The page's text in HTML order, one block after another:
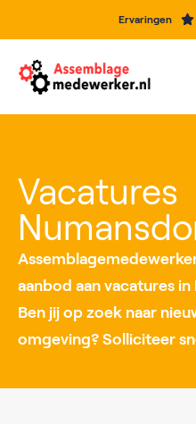
Ervaringen
Vacatures
aanbod aan vacatures
Ben jij op zoek naar
omgeving? Solliciteer